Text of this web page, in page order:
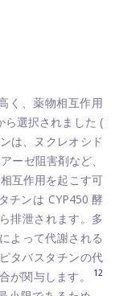
く、薬物相互作用
ら選択されました (
は、ヌクレオシド
ーゼ阻害剤など、
互作用を起こす可
チンは CYP450 酵
排泄されます。多
よって代謝される
タバスタチンの代
が関与します。
12